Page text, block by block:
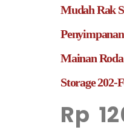
Mudah Rak
Mainan
Storage 202-
Rp